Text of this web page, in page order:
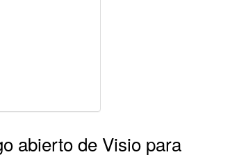
abierto de Visio para